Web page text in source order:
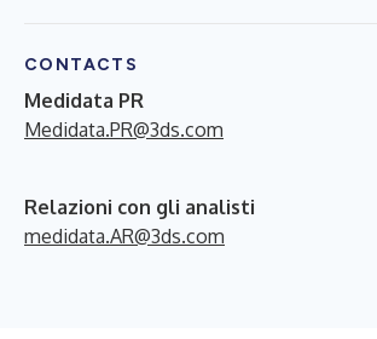
CONTACTS
Medidata PR
Medidata.PR@3ds.com
Relazioni con gli analisti
medidata.AR@3ds.com